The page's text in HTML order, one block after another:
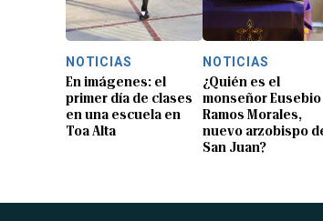
NOTICIAS
En imágenes: el
primer día de clases
en una escuela en
Toa Alta
NOTICIAS
¿Quién es el
monseñor Eusebio
Ramos Morales,
nuevo arzobispo
San Juan?